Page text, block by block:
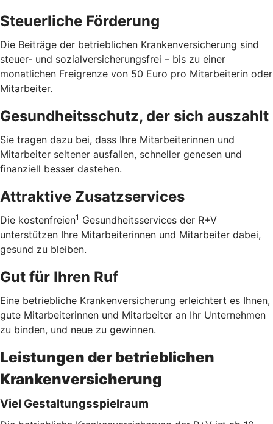
Steuerliche Förderung
Die Beiträge der betrieblichen Krankenversicherung sind
steuer- und sozialversicherungsfrei – bis zu einer
monatlichen Freigrenze von 50 Euro pro Mitarbeiterin oder
Mitarbeiter.
Gesundheitsschutz, der sich auszahlt
Sie tragen dazu bei, dass Ihre Mitarbeiterinnen und
Mitarbeiter seltener ausfallen, schneller genesen und
finanziell besser dastehen.
Attraktive Zusatzservices
Die kostenfreien1 Gesundheitsservices der R+V
unterstützen Ihre Mitarbeiterinnen und Mitarbeiter dabei,
gesund zu bleiben.
Gut für Ihren Ruf
Eine betriebliche Krankenversicherung erleichtert es Ihnen,
gute Mitarbeiterinnen und Mitarbeiter an Ihr Unternehmen
zu binden, und neue zu gewinnen.
Leistungen der betrieblichen
Krankenversicherung
Viel Gestaltungsspielraum